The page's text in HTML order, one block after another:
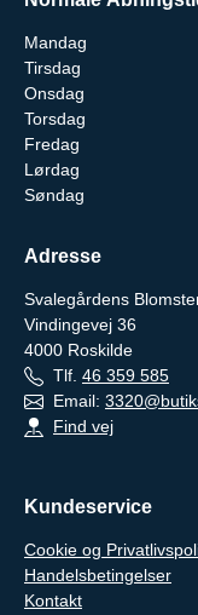
Mandag
Tirsdag
Onsdag
Torsdag
Fredag
Lørdag
Søndag
Adresse
Svalegårdens
Vindingevej 36
4000 Roskilde
Tlf. 46 359 585
Email:
Find vej
Kundeservice
Cookie og
Handelsbetingelser
Kontakt